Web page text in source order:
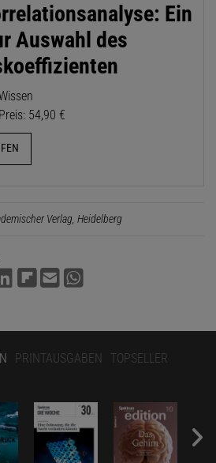
Ein
Auswahl des
54,90 €
Verlag, Heidelberg
PRINTAUSGABEN TOPSELLER